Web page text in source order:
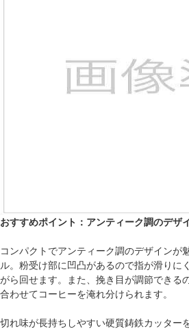
おすすめポイント：アンティーク調のデザ
コンパクトでアンティーク調のデザインが
ル。粉受け部に凹凸があるので指が滑りに
がら回せます。また、挽き目が調節できる
合わせてコーヒーを淹れ分けられます。
切れ味が長持ちしやすい硬質鋳鉄カッター